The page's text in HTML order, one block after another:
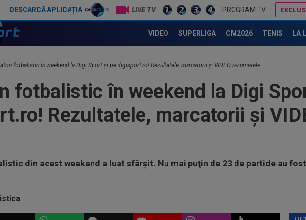
DESCARCĂ APLICAȚIA LIVE TV PROGRAM TV
VIDEO SUPERLIGA CM2026 TENIS LA
fotbalistic în weekend la Digi Sport şi pe digisport.ro! Rezultatele, marcatorii şi VIDEO rezumatele
fotbalistic în weekend la Digi
Rezultatele, marcatorii şi
din acest weekend a luat sfârşit. Nu mai puţin de 23 de partide au
FC